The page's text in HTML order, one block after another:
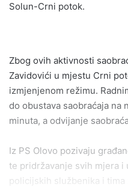
Solun-Crni potok.
Zbog ovih aktivnosti
Zavidovići u mjestu Crni
izmjenjenom režimu.
do obustava saobraćaja na
minuta, a odvijanje
Iz PS Olovo pozivaju
te pridržavanje svih mjera i
policijskih službenika i tima